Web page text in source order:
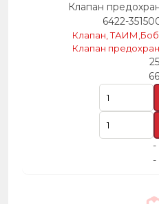
Клапан
6422-
Клапан,
Клапан
25
66
-
-